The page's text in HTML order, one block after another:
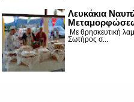
Λευκάκια
Με θρησκευτική
Σωτήρος σ...